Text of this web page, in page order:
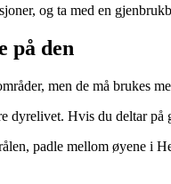
og ta med en
på den
men de må brukes
dyrelivet. Hvis du deltar
padle mellom øyene i